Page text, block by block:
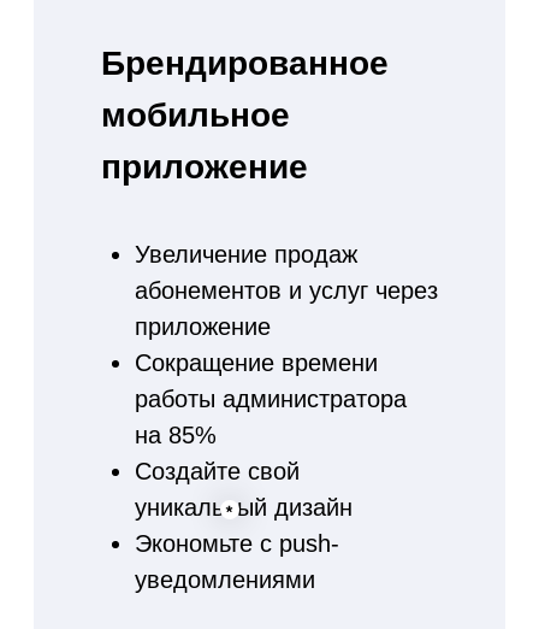
Полная замена бумажного
аналога
Сканируя штрих код вы
видите оставшиеся
занятия клиента и можете
предложить продление
Используйте
электронные
абонементы